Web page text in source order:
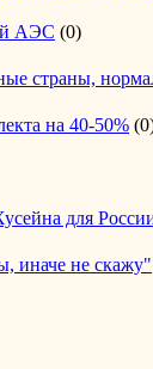
АЭС (0)
страны,
на 40-50%
для
иначе не скажу"